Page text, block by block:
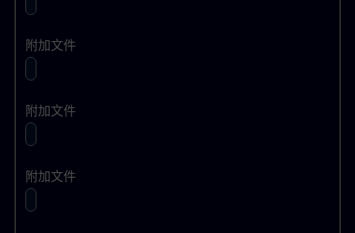
附加文件
附加文件
附加文件